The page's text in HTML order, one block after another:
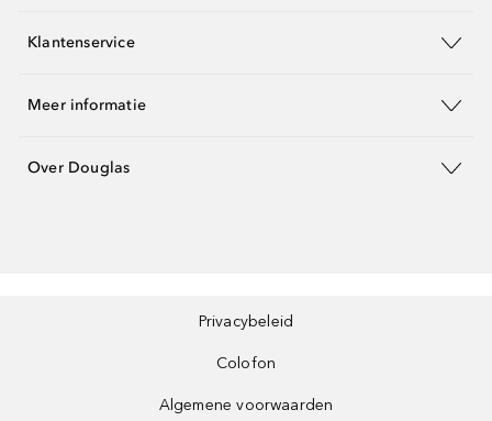
Klantenservice
Meer informatie
Over Douglas
Privacybeleid
Colofon
Algemene voorwaarden